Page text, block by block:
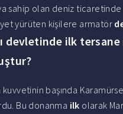
sahip olan deniz
yürüten kişilere armatör
devletinde ilk tersane
kuvvetinin başında
Bu donanma ilk olarak